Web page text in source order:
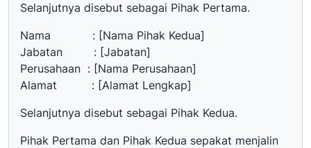
Selanjutnya disebut sebagai Pihak Pertama.
Nama : [Nama Pihak Kedua]
Jabatan : [Jabatan]
Perusahaan : [Nama Perusahaan]
Alamat : [Alamat Lengkap]
Selanjutnya disebut sebagai Pihak Kedua.
Pihak Pertama dan Pihak Kedua sepakat menjalin